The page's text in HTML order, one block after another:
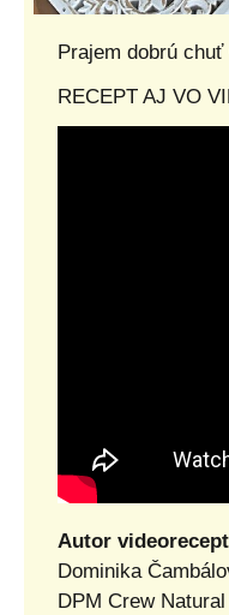
Prajem dobrú chuť
RECEPT AJ VO
Autor
Dominika
DPM Crew Natural